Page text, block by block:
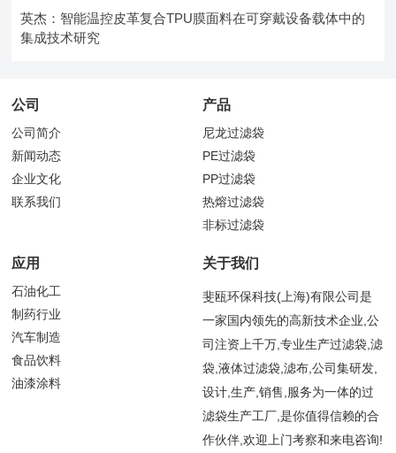
英杰：智能温控皮革复合TPU膜面料在可穿戴设备载体中的
集成技术研究
公司
公司简介
新闻动态
企业文化
联系我们
产品
尼龙过滤袋
PE过滤袋
PP过滤袋
热熔过滤袋
非标过滤袋
应用
石油化工
制药行业
汽车制造
食品饮料
油漆涂料
关于我们
斐瓯环保科技(上海)有限公司是
一家国内领先的高新技术企业,公
司注资上千万,专业生产过滤袋,滤
袋,液体过滤袋,滤布,公司集研发,
设计,生产,销售,服务为一体的过
滤袋生产工厂,是你值得信赖的合
作伙伴,欢迎上门考察和来电咨询!